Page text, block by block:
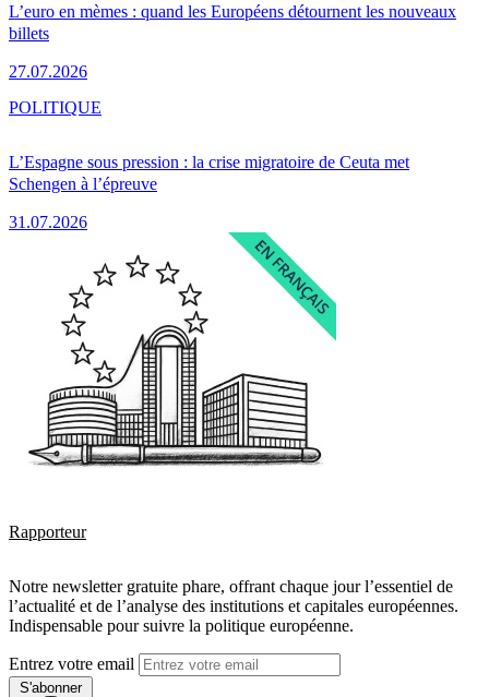
L’euro en mèmes : quand les Européens détournent les nouveaux
billets
27.07.2026
L’Espagne sous pression : la crise migratoire de Ceuta met
Schengen à l’épreuve
31.07.2026
POLITIQUE
Rapporteur
Notre newsletter gratuite phare, offrant chaque jour l’essentiel de
l’actualité et de l’analyse des institutions et capitales européennes.
Indispensable pour suivre la politique européenne.
Entrez votre email
S'abonner